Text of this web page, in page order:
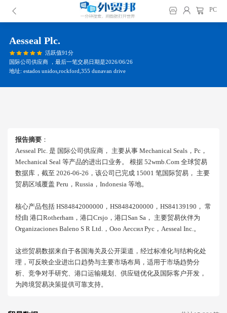
PC
Aesseal Plc.
活跃值91分
国际公司供应商 ，最后一笔交易日期是2026/06/26
地址: estados unidos,rockford,355 dunavan drive
报告摘要 ：
Aesseal Plc. 是 国际公司供应商， 主要从事 Mechanical Seals，pc，
Mechanical Seal 等产品的进出口业务。 根据 52wmb.com 全球贸易
数据库，截至 2026-06-26，该公司已完成 15001 笔国际贸易， 主要
贸易区域覆盖 Peru，russia，indonesia 等地。
核心产品包括 HS84842000000，HS8484200000，HS84139190， 常
经由 港口rotherham，港口crsjo，港口san Sa， 主要贸易伙伴为
Organizaciones Baleno S R Ltd.，ооо Аессил Рус，aesseal Inc.。
这些贸易数据来自于各国海关及公开渠道，经过标准化与结构化处
理，可反映企业进出口趋势与主要市场布局，适用于市场趋势分
析、竞争对手研究、港口运输规划、供应链优化及国际客户开发，
为跨境贸易决策提供可靠支持。